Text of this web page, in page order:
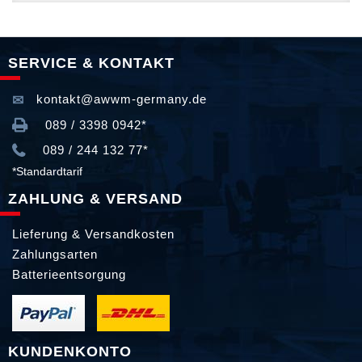
SERVICE & KONTAKT
kontakt@awwm-germany.de
089 / 3398 0942*
089 / 244 132 77*
*Standardtarif
ZAHLUNG & VERSAND
Lieferung & Versandkosten
Zahlungsarten
Batterieentsorgung
KUNDENKONTO